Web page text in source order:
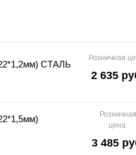
СТАЛЬ
Розничная
2 635
Розничная
цена:
3 485